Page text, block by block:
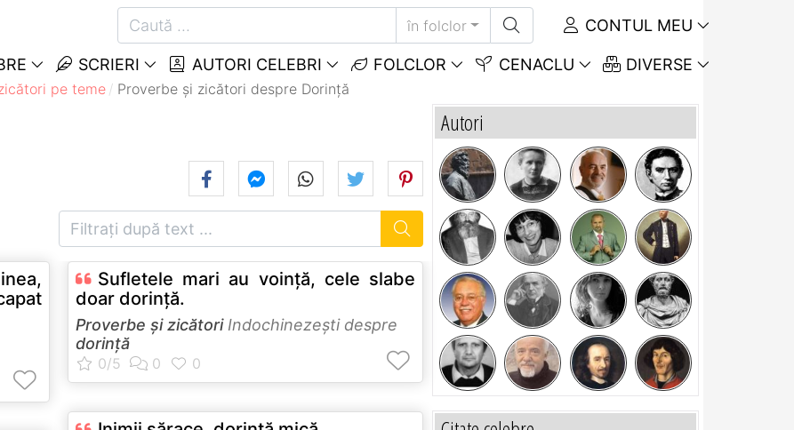
în folclor CONTUL MEU
SCRIERI AUTORI CELEBRI FOLCLOR CENACLU DIVERSE
pe teme Proverbe și zicători despre Dorință
Sufletele mari au voinţă, cele slabe
doar dorinţă.
Proverbe și zicătoriIndochinezeşti despre
dorință
Autori